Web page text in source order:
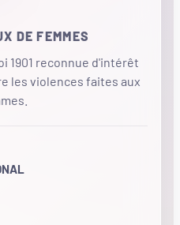
DE FEMMES
1901 reconnue d'intérêt
les violences faites aux